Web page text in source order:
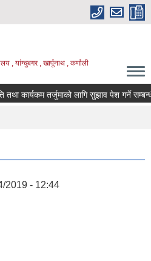
, यांग्चुबगर , खार्पूनाथ , कर्णाली
कार्यकम तर्जुमाको लागि सुझाव पेश गर्ने सम्बन्धी
2019 - 12:44